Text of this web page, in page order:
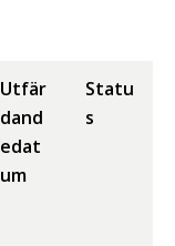
Utfär
dand
edat
um
Statu
s